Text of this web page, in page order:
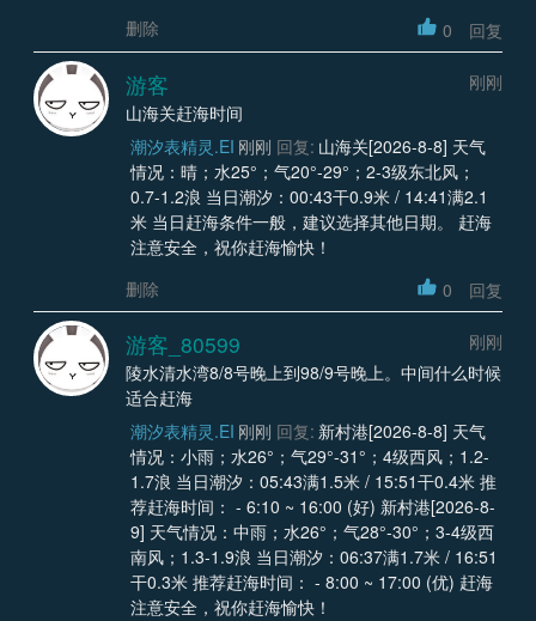
删除
0 回复
游客
刚刚
山海关赶海时间
潮汐表精灵.EI 刚刚 回复: 山海关[2026-8-8] 天气
情况：晴；水25°；气20°-29°；2-3级东北风；
0.7-1.2浪 当日潮汐：00:43干0.9米 / 14:41满2.1
米 当日赶海条件一般，建议选择其他日期。 赶海
注意安全，祝你赶海愉快！
删除
0 回复
游客_80599
刚刚
陵水清水湾8/8号晚上到98/9号晚上。中间什么时候
适合赶海
潮汐表精灵.EI 刚刚 回复: 新村港[2026-8-8] 天气
情况：小雨；水26°；气29°-31°；4级西风；1.2-
1.7浪 当日潮汐：05:43满1.5米 / 15:51干0.4米 推
荐赶海时间： - 6:10 ~ 16:00 (好) 新村港[2026-8-
9] 天气情况：中雨；水26°；气28°-30°；3-4级西
南风；1.3-1.9浪 当日潮汐：06:37满1.7米 / 16:51
干0.3米 推荐赶海时间： - 8:00 ~ 17:00 (优) 赶海
注意安全，祝你赶海愉快！